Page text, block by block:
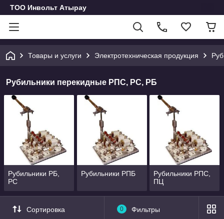
ТОО Инвольт Атырау
Товары и услуги Электротехническая продукция
Рубильники перекидные РПС, РС, РБ
Рубильники РБ,
РС
Рубильники РПБ
Рубильники РПС,
ПЦ
Сортировка 0 Фильтры